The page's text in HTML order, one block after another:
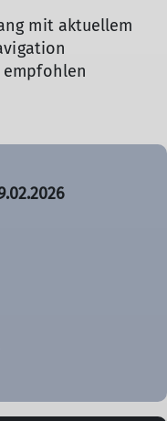
mit aktuellem
empfohlen